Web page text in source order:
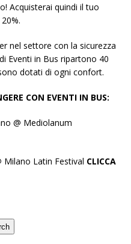
Acquisterai quindi il tuo
nel settore con la sicurezza
Eventi in Bus ripartono 40
dotati di ogni confort.
CON EVENTI IN BUS:
@ Mediolanum
Milano Latin Festival CLICCA